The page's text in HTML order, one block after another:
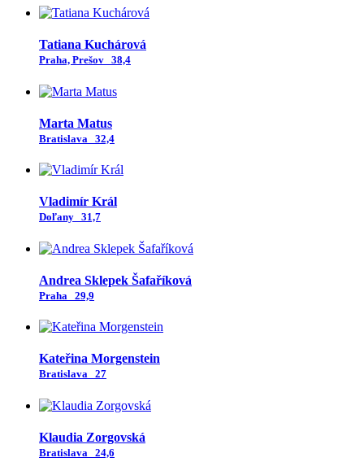
Tatiana Kuchárová
Praha, Prešov 38,4
Marta Matus
Bratislava 32,4
Vladimír Král
Doľany 31,7
Andrea Sklepek Šafaříková
Praha 29,9
Kateřina Morgenstein
Bratislava 27
Klaudia Zorgovská
Bratislava 24,6